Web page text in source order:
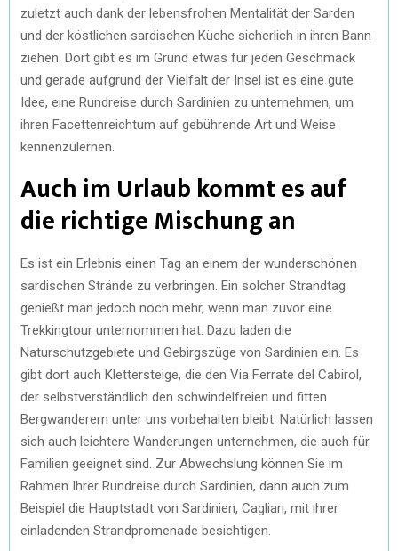
zuletzt auch dank der lebensfrohen Mentalität der Sarden
und der köstlichen sardischen Küche sicherlich in ihren Bann
ziehen. Dort gibt es im Grund etwas für jeden Geschmack
und gerade aufgrund der Vielfalt der Insel ist es eine gute
Idee, eine Rundreise durch Sardinien zu unternehmen, um
ihren Facettenreichtum auf gebührende Art und Weise
kennenzulernen.
Auch im Urlaub kommt es auf
die richtige Mischung an
Es ist ein Erlebnis einen Tag an einem der wunderschönen
sardischen Strände zu verbringen. Ein solcher Strandtag
genießt man jedoch noch mehr, wenn man zuvor eine
Trekkingtour unternommen hat. Dazu laden die
Naturschutzgebiete und Gebirgszüge von Sardinien ein. Es
gibt dort auch Klettersteige, die den Via Ferrate del Cabirol,
der selbstverständlich den schwindelfreien und fitten
Bergwanderern unter uns vorbehalten bleibt. Natürlich lassen
sich auch leichtere Wanderungen unternehmen, die auch für
Familien geeignet sind. Zur Abwechslung können Sie im
Rahmen Ihrer Rundreise durch Sardinien, dann auch zum
Beispiel die Hauptstadt von Sardinien, Cagliari, mit ihrer
einladenden Strandpromenade besichtigen.